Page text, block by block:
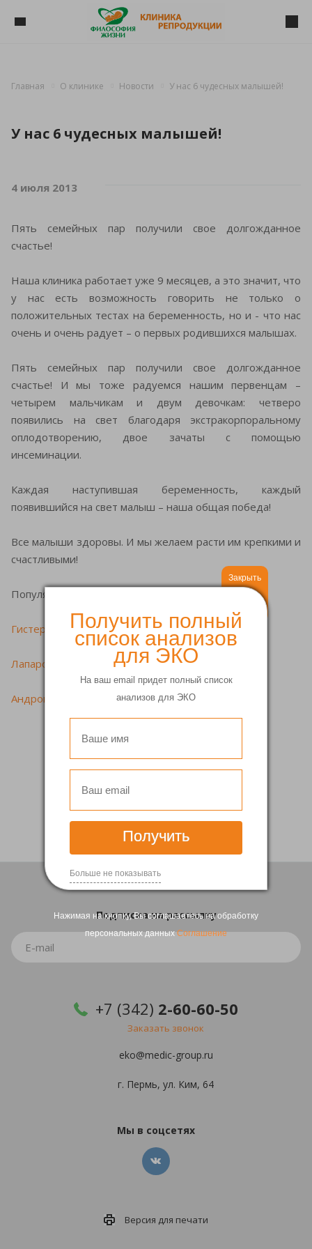
Получить полный
список анализов
для ЭКО
На ваш email придет полный список
анализов для ЭКО
Получить
Больше не показывать
Закрыть
Нажимая на кнопку, Вы соглашаетесь на обработку
персональных данных Соглашение
Главная О клинике Новости У нас 6 чудесных малышей!
У нас 6 чудесных малышей!
4 июля 2013
Пять семейных пар получили свое долгожданное
счастье!
Наша клиника работает уже 9 месяцев, а это значит, что
у нас есть возможность говорить не только о
положительных тестах на беременность, но и - что нас
очень и очень радует – о первых родившихся малышах.
Пять семейных пар получили свое долгожданное
счастье! И мы тоже радуемся нашим первенцам –
четырем мальчикам и двум девочкам: четверо
появились на свет благодаря экстракорпоральному
оплодотворению, двое зачаты с помощью
инсеминации.
Каждая наступившая беременность, каждый
появившийся на свет малыш – наша общая победа!
Все малыши здоровы. И мы желаем расти им крепкими и
счастливыми!
Популярные услуги
Гистероскопия матки
Лапароскопия яичников
Андрогин аппарат
Вернуться
Подпискана рассылку
+7 (342) 2-60-60-50
Заказать звонок
eko@medic-group.ru
г. Пермь, ул. Ким, 64
Мы в соцсетях
Версия для печати